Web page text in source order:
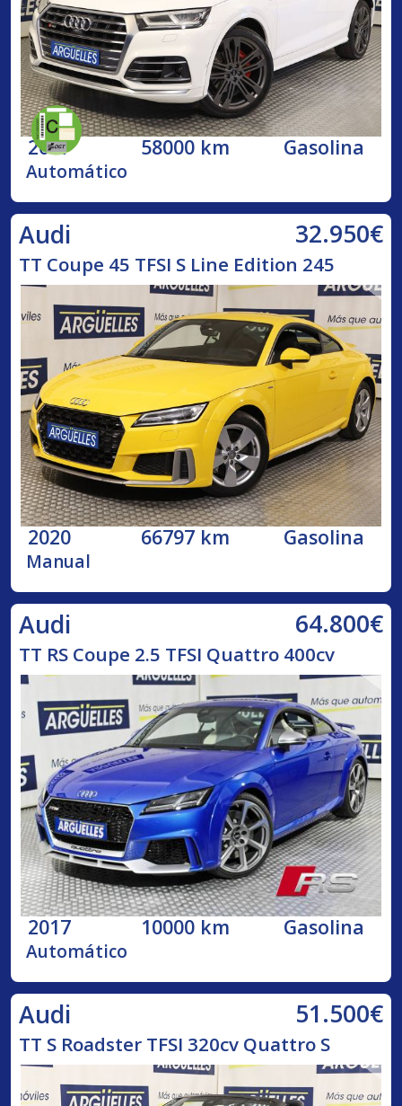
2017 58000 km Gasolina
Automático
Audi 32.950€
TT Coupe 45 TFSI S Line Edition 245
2020 66797 km Gasolina
Manual
Audi 64.800€
TT RS Coupe 2.5 TFSI Quattro 400cv
2017 10000 km Gasolina
Automático
Audi 51.500€
TT S Roadster TFSI 320cv Quattro S